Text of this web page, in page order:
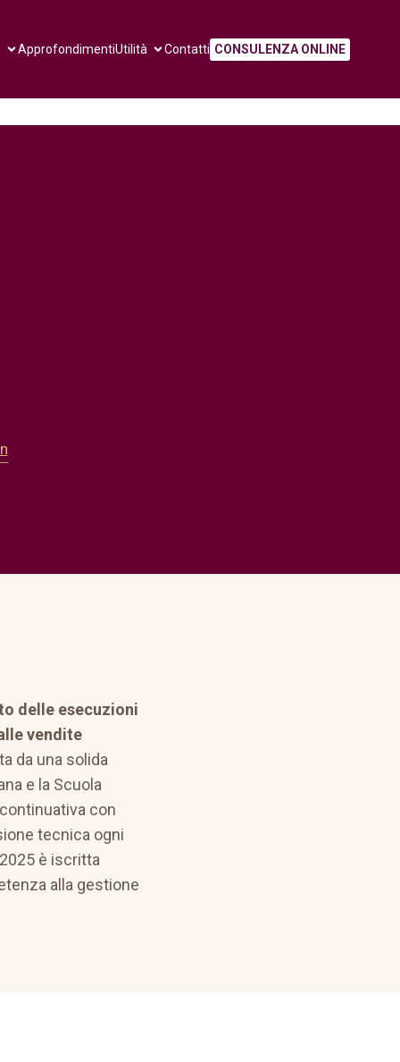
ApprofondimentiUtilità Contatti CONSULENZA ONLINE
delle esecuzioni
vendite
da una solida
e la Scuola
con
tecnica ogni
è iscritta
alla gestione